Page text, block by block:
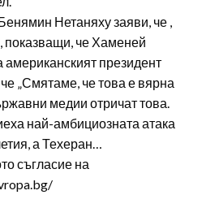
Нетаняху заяви, че ,
показващи, че Хаменей
американският президент
„Смятаме, че това е вярна
медии отричат това.
най-амбициозната атака
а Техеран…
съгласие на